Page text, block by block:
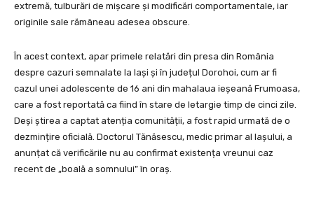
extremă, tulburări de mișcare și modificări comportamentale, iar
originile sale rămâneau adesea obscure.
În acest context, apar primele relatări din presa din România
despre cazuri semnalate la Iași și în județul Dorohoi, cum ar fi
cazul unei adolescente de 16 ani din mahalaua ieșeană Frumoasa,
care a fost reportată ca fiind în stare de letargie timp de cinci zile.
Deși știrea a captat atenția comunității, a fost rapid urmată de o
dezmințire oficială. Doctorul Tănăsescu, medic primar al Iașului, a
anunțat că verificările nu au confirmat existența vreunui caz
recent de „boală a somnului” în oraș.